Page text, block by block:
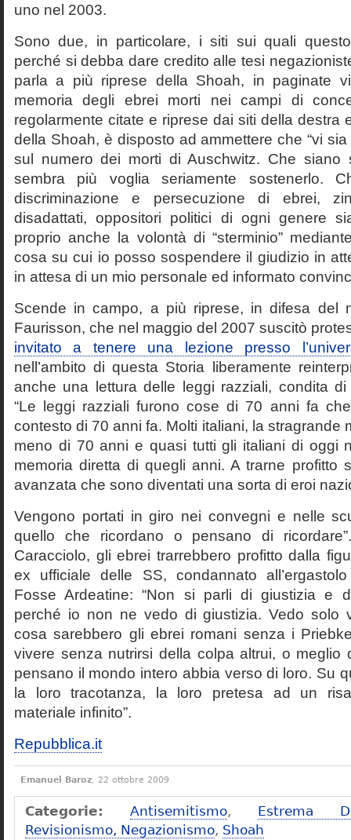
uno nel 2003.
Sono due, in particolare, i siti sui quali
perché si debba dare credito alle tesi
parla a più riprese della Shoah, in paginate
memoria degli ebrei morti nei campi di
regolarmente citate e riprese dai siti della destra
della Shoah, è disposto ad ammettere che “vi
sul numero dei morti di Auschwitz. Che siano
sembra più voglia seriamente sostenerlo.
discriminazione e persecuzione di ebrei,
disadattati, oppositori politici di ogni genere
proprio anche la volontà di “sterminio”
cosa su cui io posso sospendere il giudizio in
in attesa di un mio personale ed informato
Scende in campo, a più riprese, in difesa del
Faurisson, che nel maggio del 2007 suscitò
invitato a tenere una lezione presso
nell’ambito di questa Storia liberamente
anche una lettura delle leggi razziali, condita di
“Le leggi razziali furono cose di 70 anni fa
contesto di 70 anni fa. Molti italiani, la stragrande
meno di 70 anni e quasi tutti gli italiani di oggi
memoria diretta di quegli anni. A trarne profitto
avanzata che sono diventati una sorta di eroi
Vengono portati in giro nei convegni e nelle
quello che ricordano o pensano di
Caracciolo, gli ebrei trarrebbero profitto dalla
ex ufficiale delle SS, condannato
Fosse Ardeatine: “Non si parli di giustizia e
perché io non ne vedo di giustizia. Vedo solo
cosa sarebbero gli ebrei romani senza i
vivere senza nutrirsi della colpa altrui, o meglio
pensano il mondo intero abbia verso di loro. Su
la loro tracotanza, la loro pretesa ad un
materiale infinito”.
Repubblica.it
Emanuel Baroz, 22 ottobre 2009
Categorie: Antisemitismo, Estrema
Revisionismo, Negazionismo, Shoah